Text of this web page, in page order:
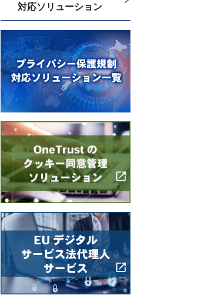
対応ソリューション